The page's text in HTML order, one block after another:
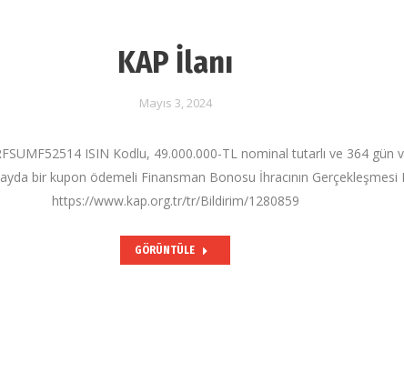
KAP İlanı
Mayıs 3, 2024
ISIN Kodlu, 49.000.000-TL nominal tutarlı ve 364 gün
bir kupon ödemeli Finansman Bonosu İhracının Gerçekleşmesi
https://www.kap.org.tr/tr/Bildirim/1280859
GÖRÜNTÜLE